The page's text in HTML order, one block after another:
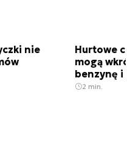
nie
Hurtowe
mogą
benzynę i
2 min.